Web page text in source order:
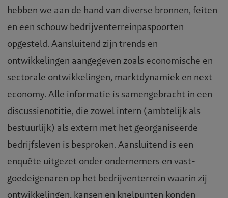
hebben we aan de hand van diverse bronnen, feiten
en een schouw bedrijventerreinpaspoorten
opgesteld. Aansluitend zijn trends en
ontwikkelingen aangegeven zoals economische en
sectorale ontwikkelingen, marktdynamiek en next
economy. Alle informatie is samengebracht in een
discussienotitie, die zowel intern (ambtelijk als
bestuurlijk) als extern met het georganiseerde
bedrijfsleven is besproken. Aansluitend is een
enquête uitgezet onder ondernemers en vast-
goedeigenaren op het bedrijventerrein waarin zij
ontwikkelingen, kansen en knelpunten konden